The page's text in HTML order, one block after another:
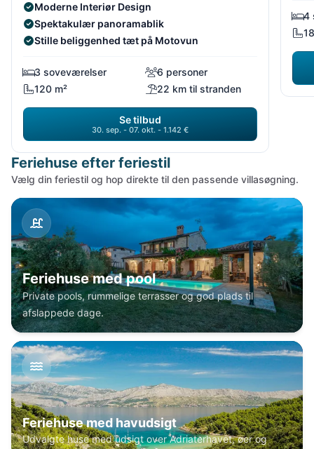
Moderne Interiør Design
Spektakulær panoramablik
Stille beliggenhed tæt på Motovun
3 soveværelser
6 personer
120 m²
22 km til stranden
Se tilbud
30. sep. - 07. okt. - 1.142 €
4
Feriehuse efter feriestil
Vælg din feriestil og hop direkte til den passende villasøgning.
Feriehuse med pool
Private pools, rummelige terrasser og god plads til
afslappede dage.
Feriehuse med havudsigt
Udvalgte huse med udsigt over Adriaterhavet, øer og